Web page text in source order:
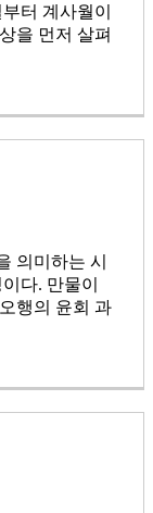
터 계사월이
을 먼저 살펴
의미하는 시
다. 만물이
행의 윤회 과